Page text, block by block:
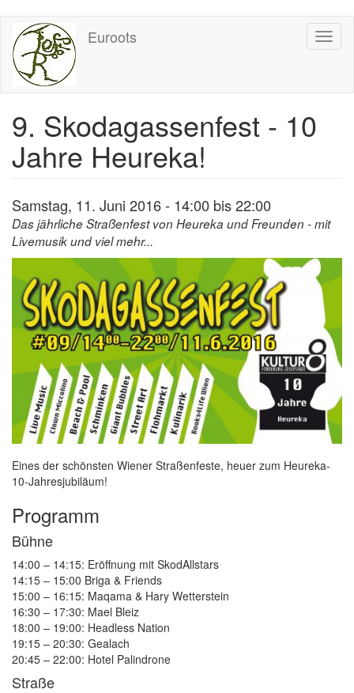
Direkt
zum
Inhalt
Euroots
9. Skodagassenfest - 10
Jahre Heureka!
Samstag, 11. Juni 2016 - 14:00 bis22:00
Das jährliche Straßenfest von Heureka und Freunden - mit
Livemusik und viel mehr...
Eines der schönsten Wiener Straßenfeste, heuer zum Heureka-
10-Jahresjubiläum!
Programm
Bühne
14:00 – 14:15: Eröffnung mit SkodAllstars
14:15 – 15:00 Briga & Friends
15:00 – 16:15: Maqama & Hary Wetterstein
16:30 – 17:30: Mael Bleiz
18:00 – 19:00: Headless Nation
19:15 – 20:30: Gealach
20:45 – 22:00: Hotel Palindrone
Straße